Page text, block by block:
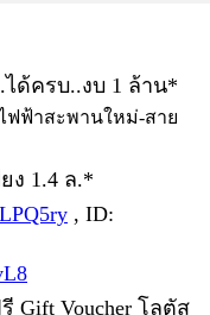
ด้ครบ..งบ 1 ล้าน*
ฟฟ้าสะพานใหม่-สาย
ง 1.4 ล.*
, ID:
Gift Voucher โลตัส